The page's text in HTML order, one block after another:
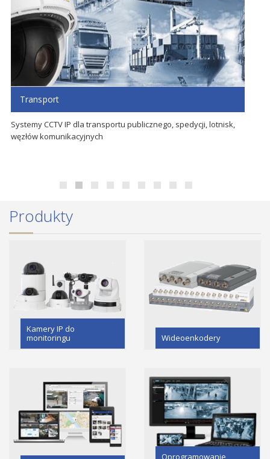
Transport
Systemy CCTV IP dla transportu publicznego, spedycji, lotnisk,
węzłów komunikacyjnych
Produkty
Kamery IP do
monitoringu
Wideoenkodery
Oprogramowanie